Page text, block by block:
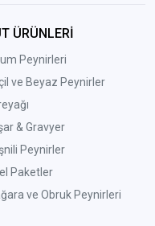
ÜRÜNLERİ
Peynirleri
ve Beyaz Peynirler
& Gravyer
Peynirler
Paketler
ve Obruk Peynirleri